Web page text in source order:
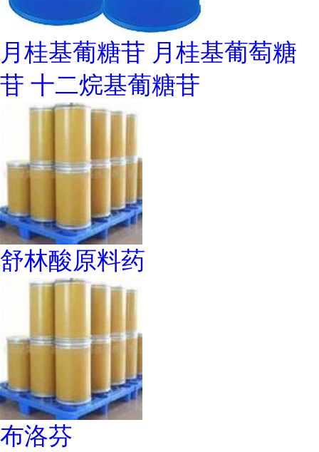
月桂基葡糖苷 月桂基葡萄糖
苷 十二烷基葡糖苷
舒林酸原料药
布洛芬